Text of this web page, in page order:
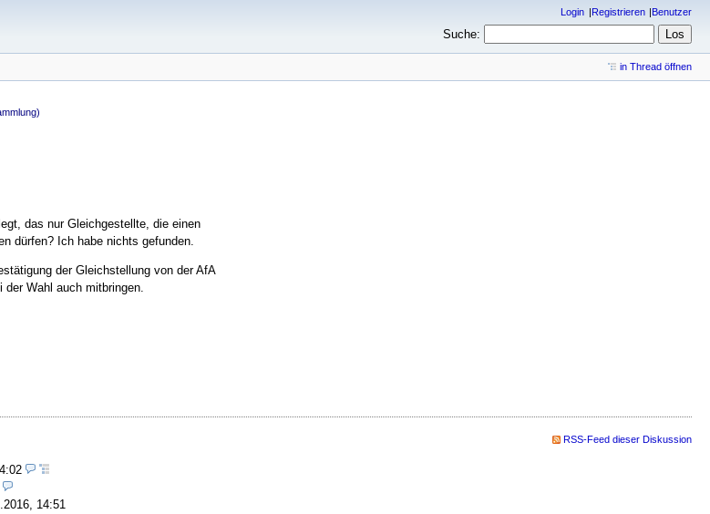
Login Registrieren Benutzer
Suche:
in Thread öffnen
das nur Gleichgestellte, die einen
dürfen? Ich habe nichts gefunden.
der Gleichstellung von der AfA
der Wahl auch mitbringen.
RSS-Feed dieser Diskussion
14:51